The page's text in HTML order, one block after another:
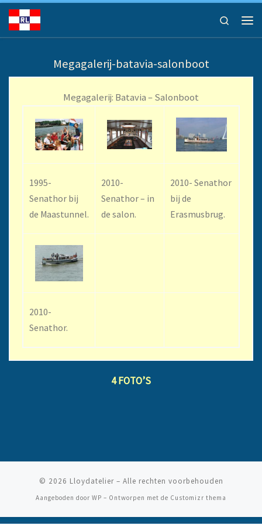
Ga naar inhoud
Search
Megagalerij-batavia-salonboot
Megagalerij: Batavia – Salonboot
1995-
Senathor bij
de Maastunnel.
2010-
Senathor – in
de salon.
2010- Senathor
bij de
Erasmusbrug.
2010-
Senathor.
4 FOTO’S
© 2026 Lloydatelier– Alle rechten voorbehouden
Aangeboden door WP – Ontworpen met de Customizr thema